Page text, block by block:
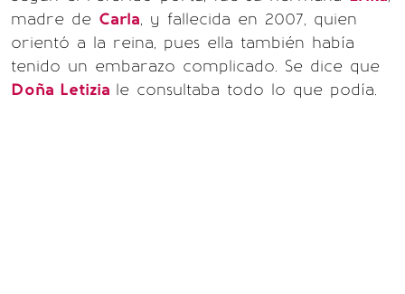
madre de Carla, y fallecida en 2007, quien
orientó a la reina, pues ella también había
tenido un embarazo complicado. Se dice que
Doña Letizia le consultaba todo lo que podía.